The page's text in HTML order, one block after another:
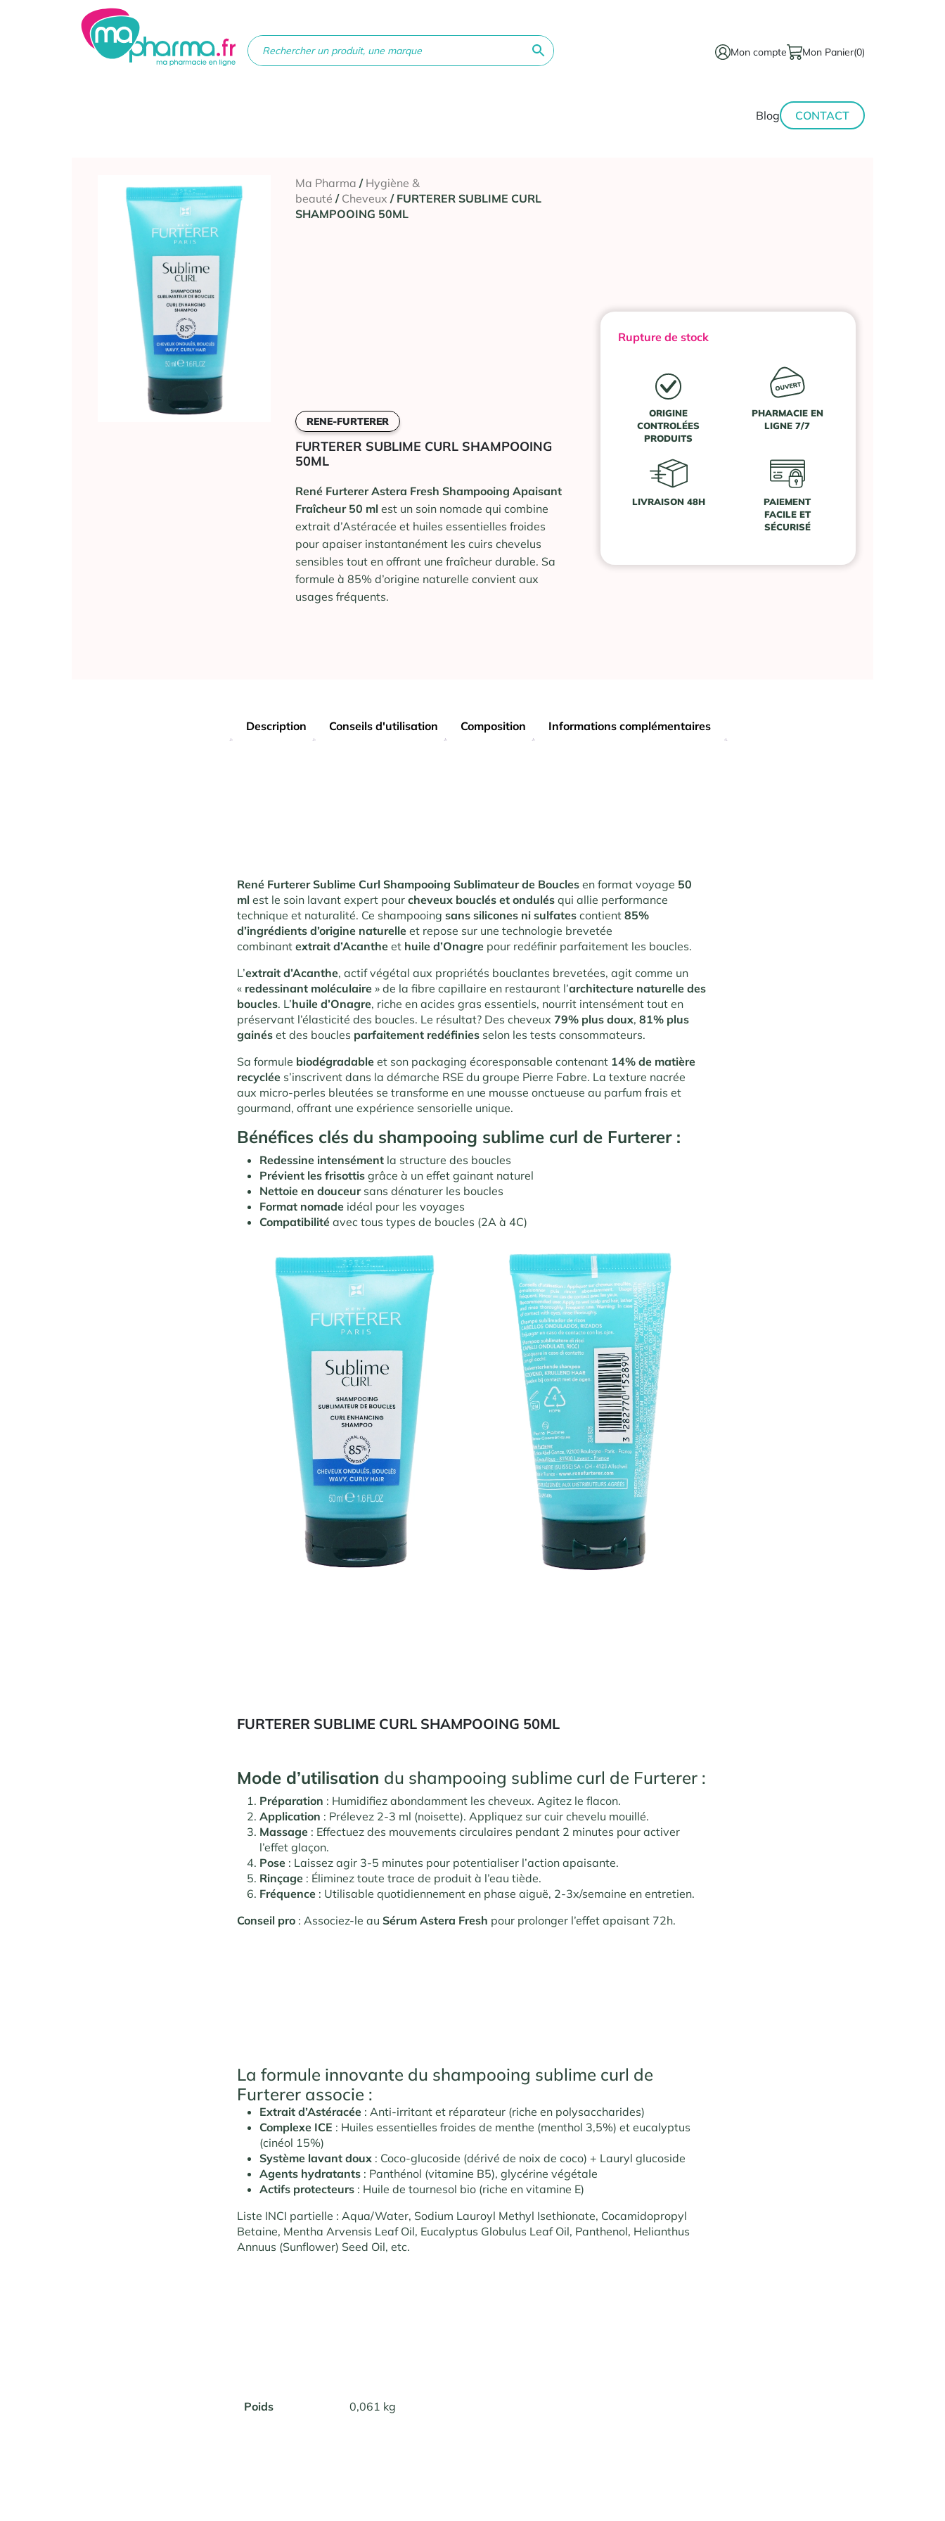
Mon compte Mon Panier(0)
Blog CONTACT
Ma Pharma / Hygiène &
beauté / Cheveux / FURTERER SUBLIME CURL
SHAMPOOING 50ML
RENE-FURTERER
FURTERER SUBLIME CURL SHAMPOOING
50ML
René Furterer Astera Fresh Shampooing Apaisant
Fraîcheur 50 ml est un soin nomade qui combine
extrait d’Astéracée et huiles essentielles froides
pour apaiser instantanément les cuirs chevelus
sensibles tout en offrant une fraîcheur durable. Sa
formule à 85% d’origine naturelle convient aux
usages fréquents.
Rupture de stock
ORIGINE
CONTROLÉES
PRODUITS
PHARMACIE EN
LIGNE 7/7
LIVRAISON 48H
PAIEMENT
FACILE ET
SÉCURISÉ
Description Conseils d'utilisation Composition Informations complémentaires
René Furterer Sublime Curl Shampooing Sublimateur de Boucles en format voyage 50
ml est le soin lavant expert pourcheveux bouclés et ondulés qui allie performance
technique et naturalité. Ce shampooingsans silicones ni sulfates contient85%
d’ingrédients d’origine naturelle et repose sur une technologie brevetée
combinantextrait d’Acanthe et huile d’Onagre pour redéfinir parfaitement les boucles.
L’extrait d’Acanthe, actif végétal aux propriétés bouclantes brevetées, agit comme un
« redessinant moléculaire » de la fibre capillaire en restaurant l’architecture naturelle des
boucles. L’huile d’Onagre, riche en acides gras essentiels, nourrit intensément tout en
préservant l’élasticité des boucles. Le résultat? Des cheveux79% plus doux,81% plus
gainés et des boucles parfaitement redéfinies selon les tests consommateurs.
Sa formule biodégradable et son packaging écoresponsable contenant 14% de matière
recyclée s’inscrivent dans la démarche RSE du groupe Pierre Fabre. La texture nacrée
aux micro-perles bleutées se transforme en une mousse onctueuse au parfum frais et
gourmand, offrant une expérience sensorielle unique.
Bénéfices clés du shampooing sublime curl de Furterer :
Redessine intensément la structure des boucles
Prévient les frisottis grâce à un effet gainant naturel
Nettoie en douceursans dénaturer les boucles
Format nomade idéal pour les voyages
Compatibilité avec tous types de boucles (2A à 4C)
FURTERER SUBLIME CURL SHAMPOOING 50ML
Mode d’utilisation du shampooing sublime curl de Furterer :
Préparation : Humidifiez abondamment les cheveux. Agitez le flacon.
Application : Prélevez 2-3 ml (noisette). Appliquez sur cuir chevelu mouillé.
Massage : Effectuez des mouvements circulaires pendant 2 minutes pour activer
l’effet glaçon.
Pose : Laissez agir 3-5 minutes pour potentialiser l’action apaisante.
Rinçage : Éliminez toute trace de produit à l’eau tiède.
Fréquence : Utilisable quotidiennement en phase aiguë, 2-3x/semaine en entretien.
Conseil pro : Associez-le auSérum Astera Fresh pour prolonger l’effet apaisant 72h.
La formule innovante du shampooing sublime curl de
Furterer associe :
Extrait d’Astéracée : Anti-irritant et réparateur (riche en polysaccharides)
Complexe ICE : Huiles essentielles froides de menthe (menthol 3,5%) et eucalyptus
(cinéol 15%)
Système lavant doux : Coco-glucoside (dérivé de noix de coco) + Lauryl glucoside
Agents hydratants : Panthénol (vitamine B5), glycérine végétale
Actifs protecteurs : Huile de tournesol bio (riche en vitamine E)
Liste INCI partielle : Aqua/Water, Sodium Lauroyl Methyl Isethionate, Cocamidopropyl
Betaine, Mentha Arvensis Leaf Oil, Eucalyptus Globulus Leaf Oil, Panthenol, Helianthus
Annuus (Sunflower) Seed Oil, etc.
Poids 0,061 kg